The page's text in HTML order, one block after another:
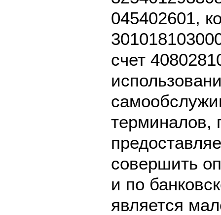
045402601,
счет
терминалов,
совершить
и по
является